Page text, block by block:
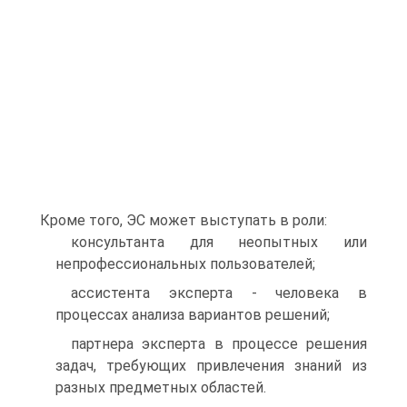
Кроме того, ЭС может выступать в роли:
консультанта для неопытных или
непрофессиональных пользователей;
ассистента эксперта - человека в
процессах анализа вариантов решений;
партнера эксперта в процессе решения
задач, требующих привлечения знаний из
разных предметных областей.